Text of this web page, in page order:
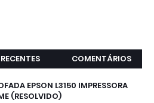
RECENTES COMENTÁRIOS
EPSON L3150 IMPRESSORA
(RESOLVIDO)